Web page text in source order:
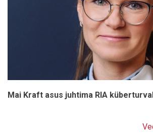
Mai Kraft asus juhtima RIA